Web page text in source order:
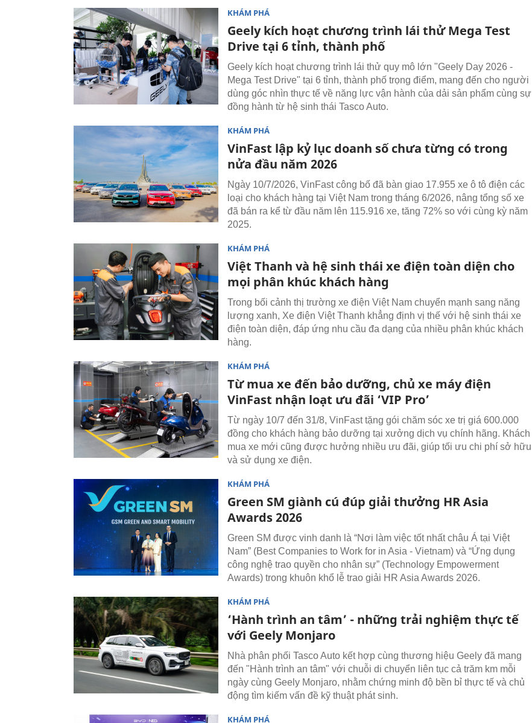
KHÁM PHÁ
Geely kích hoạt chương trình lái thử Mega Test
Drive tại 6 tỉnh, thành phố
Geely kích hoạt chương trình lái thử quy mô lớn "Geely Day 2026 -
Mega Test Drive" tại 6 tỉnh, thành phố trọng điểm, mang đến cho người
dùng góc nhìn thực tế về năng lực vận hành của dải sản phẩm cùng sự
đồng hành từ hệ sinh thái Tasco Auto.
KHÁM PHÁ
VinFast lập kỷ lục doanh số chưa từng có trong
nửa đầu năm 2026
Ngày 10/7/2026, VinFast công bố đã bàn giao 17.955 xe ô tô điện các
loại cho khách hàng tại Việt Nam trong tháng 6/2026, nâng tổng số xe
đã bán ra kể từ đầu năm lên 115.916 xe, tăng 72% so với cùng kỳ năm
2025.
KHÁM PHÁ
Việt Thanh và hệ sinh thái xe điện toàn diện cho
mọi phân khúc khách hàng
Trong bối cảnh thị trường xe điện Việt Nam chuyển mạnh sang năng
lượng xanh, Xe điện Việt Thanh khẳng định vị thế với hệ sinh thái xe
điện toàn diện, đáp ứng nhu cầu đa dạng của nhiều phân khúc khách
hàng.
KHÁM PHÁ
Từ mua xe đến bảo dưỡng, chủ xe máy điện
VinFast nhận loạt ưu đãi ‘VIP Pro’
Từ ngày 10/7 đến 31/8, VinFast tặng gói chăm sóc xe trị giá 600.000
đồng cho khách hàng bảo dưỡng tại xưởng dịch vụ chính hãng. Khách
mua xe mới cũng được hưởng nhiều ưu đãi, giúp tối ưu chi phí sở hữu
và sử dụng xe điện.
KHÁM PHÁ
Green SM giành cú đúp giải thưởng HR Asia
Awards 2026
Green SM được vinh danh là “Nơi làm việc tốt nhất châu Á tại Việt
Nam” (Best Companies to Work for in Asia - Vietnam) và “Ứng dụng
công nghệ trao quyền cho nhân sự” (Technology Empowerment
Awards) trong khuôn khổ lễ trao giải HR Asia Awards 2026.
KHÁM PHÁ
‘Hành trình an tâm’ - những trải nghiệm thực tế
với Geely Monjaro
Nhà phân phối Tasco Auto kết hợp cùng thương hiệu Geely đã mang
đến "Hành trình an tâm" với chuỗi di chuyển liên tục cả trăm km mỗi
ngày cùng Geely Monjaro, nhằm chứng minh độ bền bỉ thực tế và chủ
động tìm kiếm vấn đề kỹ thuật phát sinh.
KHÁM PHÁ